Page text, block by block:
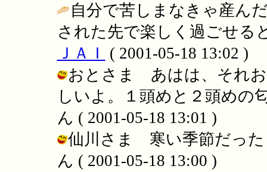
自分で苦しまなきゃ産ん
された先で楽しく過ごせる
ＪＡＩ
( 2001-05-18 13:02 )
おとさま あはは、それ
しいよ。１頭めと２頭めの
ん ( 2001-05-18 13:01 )
仙川さま 寒い季節だった
ん ( 2001-05-18 13:00 )